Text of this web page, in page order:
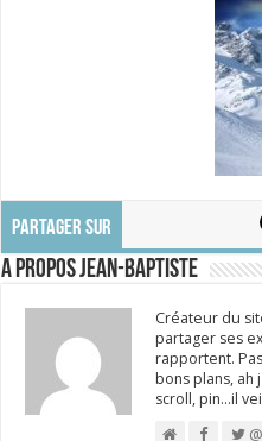
PARTAGER SUR
A propos Jean-Baptiste
Créateur du
partager ses
rapportent.
bons plans,
scroll, pin…il